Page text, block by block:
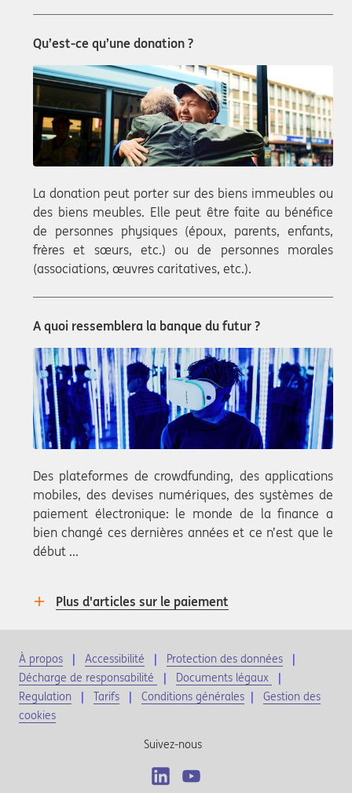
Qu’est-ce qu’une donation ?
La donation peut porter sur des biens immeubles ou
des biens meubles. Elle peut être faite au bénéfice
de personnes physiques (époux, parents, enfants,
frères et sœurs, etc.) ou de personnes morales
(associations, œuvres caritatives, etc.).
A quoi ressemblera la banque du futur ?
Des plateformes de crowdfunding, des applications
mobiles, des devises numériques, des systèmes de
paiement électronique: le monde de la finance a
bien changé ces dernières années et ce n’est que le
début ...
Plus d'articles sur le paiement
À propos Accessibilité
Protection des données
Décharge de responsabilité
Documents légaux
Regulation
Tarifs Conditions générales
Gestion des
cookies
Suivez-nous